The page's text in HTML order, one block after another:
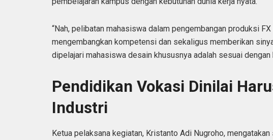
“Nah, pelibatan mahasiswa dalam pengembangan produksi
mengembangkan kompetensi dan sekaligus memberikan
dipelajari mahasiswa desain khususnya adalah sesuai dengan
Pendidikan Vokasi Dinilai
Industri
Ketua pelaksana kegiatan, Kristanto Adi Nugroho,